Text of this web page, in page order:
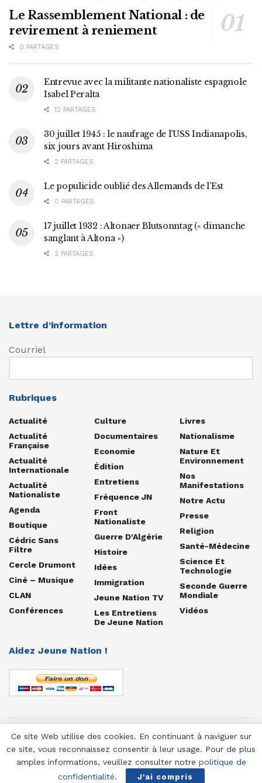
Le Rassemblement National : de
revirement à reniement
0 PARTAGES
Entrevue avec la militante nationaliste espagnole
Isabel Peralta
12 PARTAGES
30 juillet 1945 : le naufrage de l’USS Indianapolis,
six jours avant Hiroshima
2 PARTAGES
Le populicide oublié des Allemands de l’Est
0 PARTAGES
17 juillet 1932 : Altonaer Blutsonntag (« dimanche
sanglant à Altona »)
2 PARTAGES
Lettre d’information
Courriel
Rubriques
Actualité
Actualité
Française
Actualité
Internationale
Actualité
Nationaliste
Agenda
Boutique
Cédric Sans
Filtre
Cercle Drumont
Ciné – Musique
CLAN
Conférences
Culture
Documentaires
Economie
Édition
Entretiens
Fréquence JN
Front
Nationaliste
Guerre D'Algérie
Histoire
Idées
Immigration
Jeune Nation TV
Les Entretiens
De Jeune Nation
Livres
Nationalisme
Nature Et
Environnement
Nos
Manifestations
Notre Actu
Presse
Religion
Santé-Médecine
Science Et
Technologie
Seconde Guerre
Mondiale
Vidéos
Aidez Jeune Nation !
© 1958-2025 Jeune Nation
Ce site Web utilise des cookies. En continuant à naviguer sur
ce site, vous reconnaissez consentir à leur usage. Pour de plus
amples informations, veuillez consulter notre politique de
confidentialité. J'ai compris